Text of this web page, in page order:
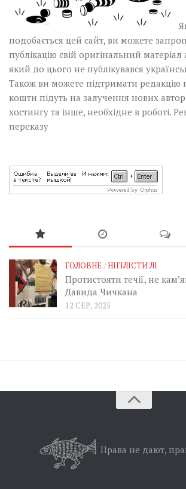
подобається цей сайт, ви можете
публікацію свій оригінальний
який до цього не публікувався
Також ви можете підтримати редакцію
кошти підуть на залучення нових
хостингу та інше, необхідне в роботі.
переказу
ГОЛОВНЕ/НІГІЛІСТИ ЛІ
Протистояти течії, не
Давида Чичкана
12 СЕР, 2025
Позиція
Права не дают,